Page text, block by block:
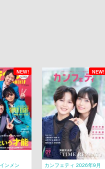
NEW! NEW!
ンメン
カンフェティ 2026年9月